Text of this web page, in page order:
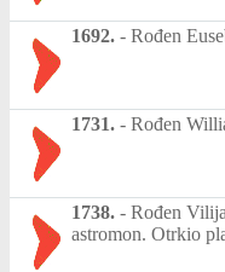
1692. - Rođen
1731. - Rođen
1738. - Rođen
astromon. Otrkio